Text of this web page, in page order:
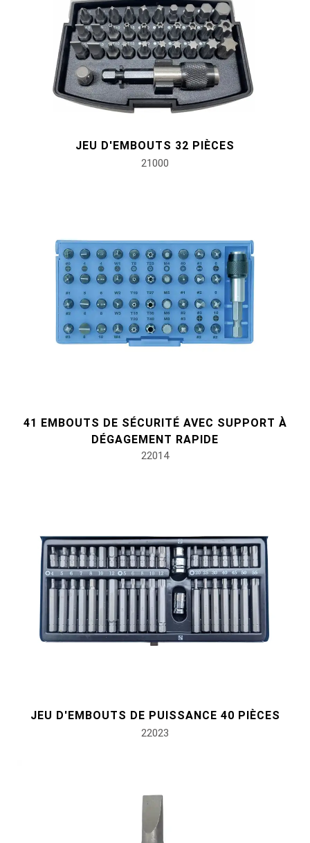
#outils de fluides et de lubrification
JEU D'EMBOUTS 32 PIÈCES
21000
41 EMBOUTS DE SÉCURITÉ AVEC SUPPORT À
DÉGAGEMENT RAPIDE
22014
JEU D'EMBOUTS DE PUISSANCE 40 PIÈCES
22023